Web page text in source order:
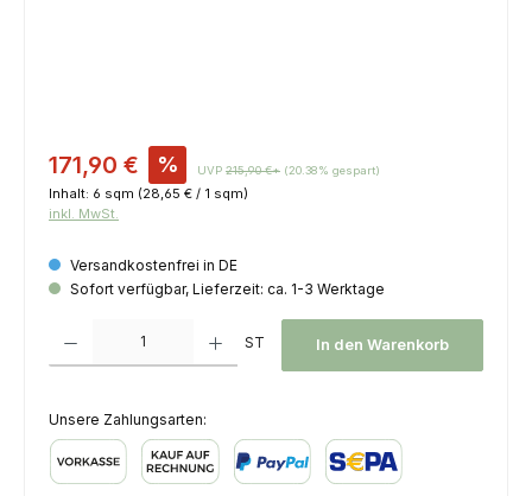
Verkaufspreis:
171,90 € % UVP 215,90 €* (20.38% gespart)
Inhalt: 6 sqm (28,65 € / 1 sqm)
inkl. MwSt.
Versandkostenfrei in DE
Sofort verfügbar, Lieferzeit: ca. 1-3 Werktage
ST In den Warenkorb
Unsere Zahlungsarten: